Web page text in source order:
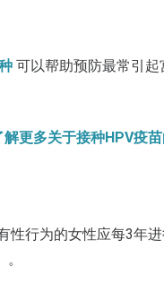
可以帮助预防最常引
解更多关于接种HPV疫
性行为的女性应每3年